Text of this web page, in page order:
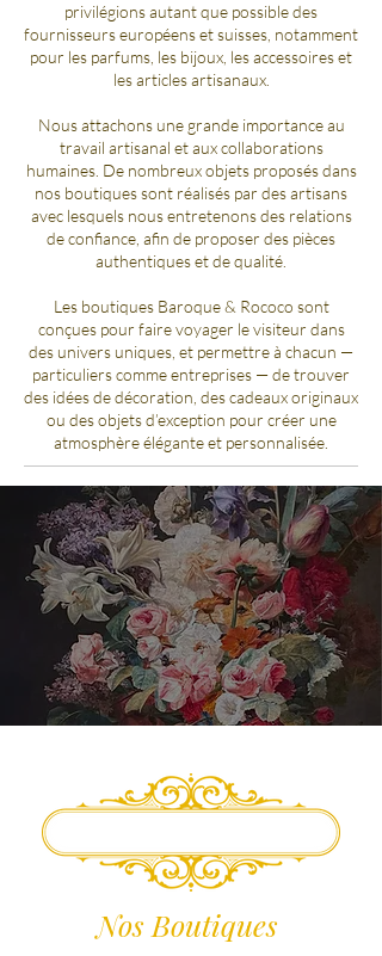
privilégions autant que possible des
fournisseurs européens et suisses, notamment
pour les parfums, les bijoux, les accessoires et
les articles artisanaux.
Nous attachons une grande importance au
travail artisanal et aux collaborations
humaines. De nombreux objets proposés dans
nos boutiques sont réalisés par des artisans
avec lesquels nous entretenons des relations
de confiance, afin de proposer des pièces
authentiques et de qualité.
Les boutiques Baroque & Rococo sont
conçues pour faire voyager le visiteur dans
des univers uniques, et permettre à chacun —
particuliers comme entreprises — de trouver
des idées de décoration, des cadeaux originaux
ou des objets d’exception pour créer une
atmosphère élégante et personnalisée.
Nos Boutiques